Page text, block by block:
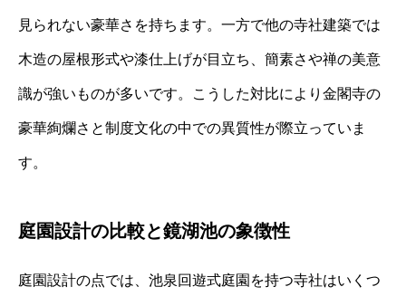
見られない豪華さを持ちます。一方で他の寺社建築では
木造の屋根形式や漆仕上げが目立ち、簡素さや禅の美意
識が強いものが多いです。こうした対比により金閣寺の
豪華絢爛さと制度文化の中での異質性が際立っていま
す。
庭園設計の比較と鏡湖池の象徴性
庭園設計の点では、池泉回遊式庭園を持つ寺社はいくつ